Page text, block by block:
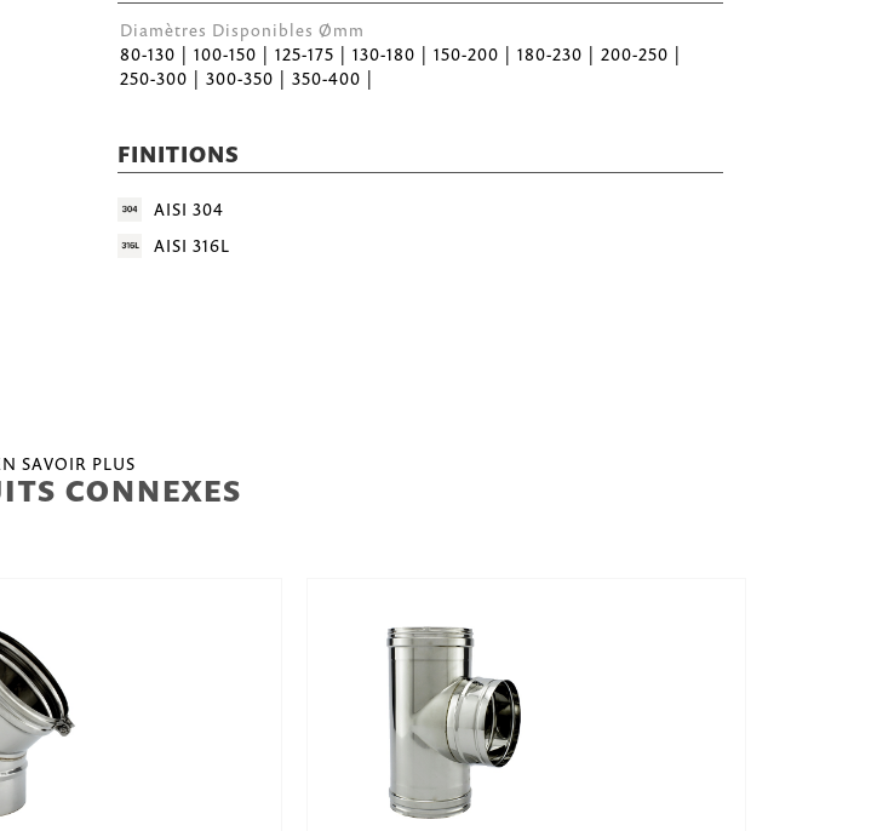
Diamètres Disponibles Ømm
80-130 | 100-150 | 125-175 | 130-180 | 150-200 | 180-230 | 200-250 |
250-300 | 300-350 | 350-400 |
FINITIONS
AISI 304
AISI 316L
SAVOIR PLUS
CONNEXES